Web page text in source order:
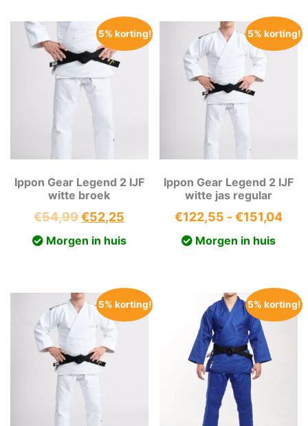
5% korting!
Ippon Gear Legend 2 IJF
witte broek
€54,99Oorspronkelijke
prijs
€52,25
Morgen in huis
5% korting!
Ippon Gear Legend 2 IJF
witte jas regular
€122,55 -€151,04
Morgen in huis
5% korting! 5% korting!